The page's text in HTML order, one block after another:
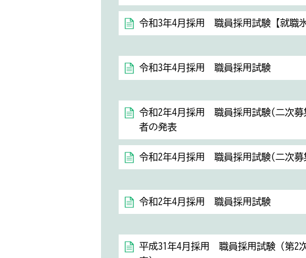
令和3年4月採用 職員採用試験【就職
令和3年4月採用 職員採用試験
令和2年4月採用 職員採用試験(二次募
者の発表
令和2年4月採用 職員採用試験(二次募
令和2年4月採用 職員採用試験
平成31年4月採用 職員採用試験（第2